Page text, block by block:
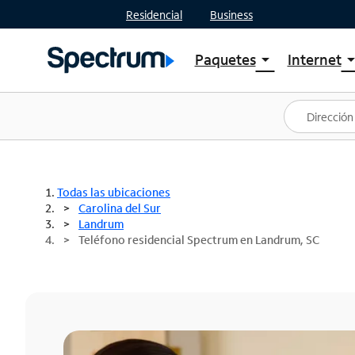
Residencial Business
Paquetesarrow_drop_down
Ver paquetes
Spectrum One
Mejores ofertas
Internetarrow_drop_down
Planes
Todas las ubicaciones
Carolina del Sur
Landrum
Teléfono residencial Spectrum en Landrum, SC